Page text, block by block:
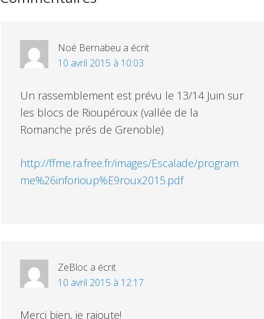
lecteur
Noé Bernabeu a écrit
10 avril 2015 à 10:03
Un rassemblement est prévu le 13/14 Juin sur
les blocs de Rioupéroux (vallée de la
Romanche prés de Grenoble)
http://ffme.ra.free.fr/images/Escalade/program
me%26inforioup%E9roux2015.pdf
ZeBloc a écrit
10 avril 2015 à 12:17
Merci bien, je rajoute!